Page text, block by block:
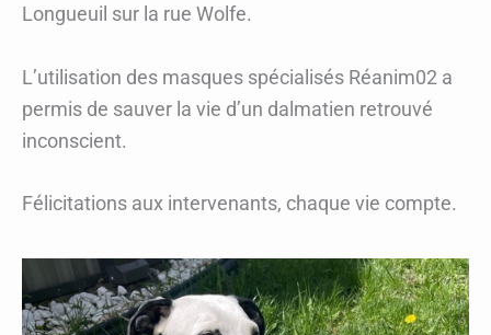
Longueuil sur la rue Wolfe.
L’utilisation des masques spécialisés Réanim02 a
permis de sauver la vie d’un dalmatien retrouvé
inconscient.
Félicitations aux intervenants, chaque vie compte.